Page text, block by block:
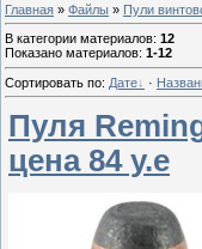
Главная » Файлы » Пули
В категории материалов: 12
Показано материалов: 1-12
Сортировать по: Дате ·
Пуля
цена 84 у.е